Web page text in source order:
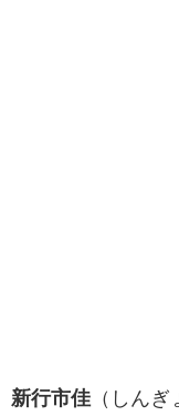
新行市佳 （しんぎ